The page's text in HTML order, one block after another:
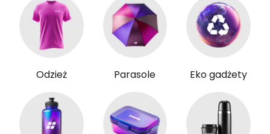
Odzież Parasole Eko gadżety